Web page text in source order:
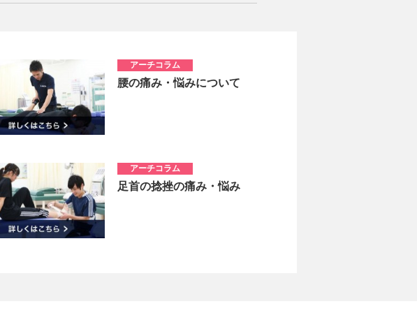
アーチコラム
腰の痛み・悩みについて
アーチコラム
足首の捻挫の痛み・悩み